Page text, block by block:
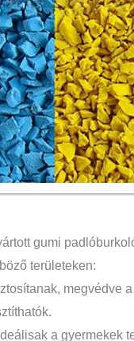
gumi
területeken:
megvédve
a gyermekek